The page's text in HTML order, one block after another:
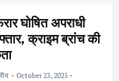
घोषित अपराधी
क्राइम ब्रांच की
October 23, 2025